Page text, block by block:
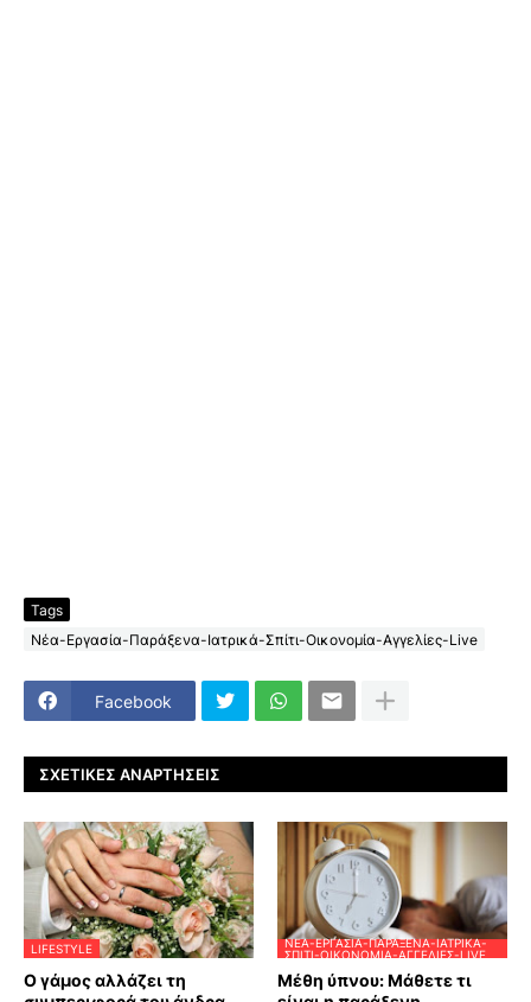
Tags
Νέα-Εργασία-Παράξενα-Ιατρικά-Σπίτι-Οικονομία-Αγγελίες-Live
Facebook
ΣΧΕΤΙΚΈΣ ΑΝΑΡΤΉΣΕΙΣ
LIFESTYLE
Ο γάμος αλλάζει τη
ΝΈΑ-ΕΡΓΑΣΊΑ-ΠΑΡΆΞΕΝΑ-ΙΑΤΡΙΚΆ-
ΣΠΊΤΙ-ΟΙΚΟΝΟΜΊΑ-ΑΓΓΕΛΊΕΣ-LIVE
Μέθη ύπνου: Μάθετε τι